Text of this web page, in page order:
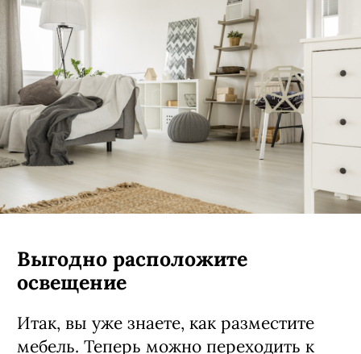
Выгодно расположите
освещение
Итак, вы уже знаете, как разместите
мебель. Теперь можно переходить к